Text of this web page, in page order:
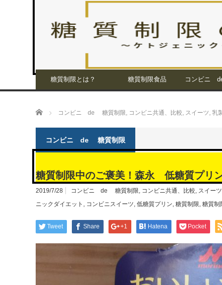
糖質制限とは？ 糖質制限食品 コンビニ
ホーム コンビニ de 糖質制限, コンビニ共通、比較, スイーツ, 乳
コンビニ de 糖質制限
糖質制限中のご褒美！森永 低糖質プリ
2019/7/28 コンビニ de 糖質制限, コンビニ共通、比較, スイーツ
ニックダイエット , コンビニスイーツ, 低糖質プリン, 糖質制限, 糖質制
Tweet Share +1 Hatena Pocket